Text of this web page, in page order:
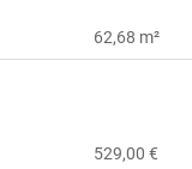
62,68 m²
529,00 €